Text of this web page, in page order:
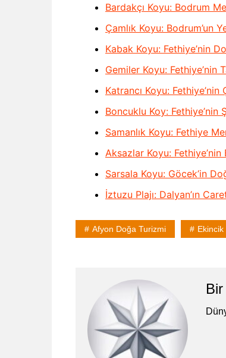
Bardakçı Koyu: Bodrum
Çamlık Koyu: Bodrum’un
Kabak Koyu: Fethiye’nin
Gemiler Koyu: Fethiye’nin
Katrancı Koyu:
Boncuklu Koy: Fethiye’nin
Samanlık Koyu: Fethiye
Aksazlar Koyu: Fethiye’nin
Sarsala Koyu: Göcek’in
İztuzu Plajı: Dalyan’ın
Afyon Doğa Turizmi Ekincik